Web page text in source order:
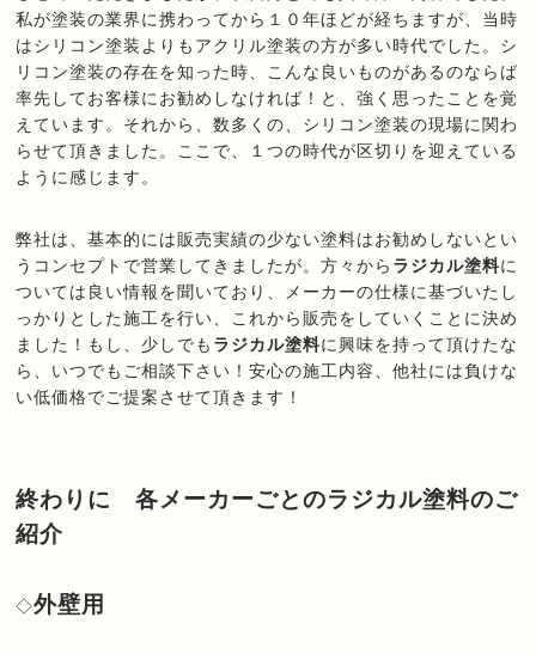
私が塗装の業界に携わってから１０年ほどが経ちますが、当時
はシリコン塗装よりもアクリル塗装の方が多い時代でした。シ
リコン塗装の存在を知った時、こんな良いものがあるのならば
率先してお客様にお勧めしなければ！と、強く思ったことを覚
えています。それから、数多くの、シリコン塗装の現場に関わ
らせて頂きました。ここで、１つの時代が区切りを迎えている
ように感じます。
弊社は、基本的には販売実績の少ない塗料はお勧めしないとい
うコンセプトで営業してきましたが。方々から ラジカル塗料に
ついては良い情報を聞いており、メーカーの仕様に基づいたし
っかりとした施工を行い、これから販売をしていくことに決め
ました！もし、少しでも ラジカル塗料に興味を持って頂けたな
ら、いつでもご相談下さい！安心の施工内容、他社には負けな
い低価格でご提案させて頂きます！
終わりに 各メーカーごとのラジカル塗料のご
紹介
◇外壁用